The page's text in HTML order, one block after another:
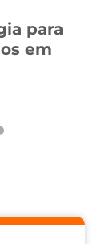
para
em